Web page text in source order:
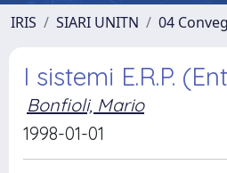
IRIS SIARI UNITN 04
I sistemi E.R.P.
Bonfioli, Mario
1998-01-01